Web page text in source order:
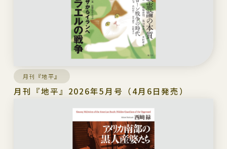
月刊『地平』
月刊『地平』2026年5月号（4月6日発売）